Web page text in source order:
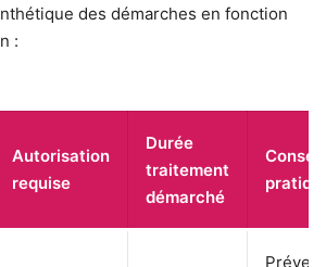
des démarches en fonction
:
Autorisation
requise
Durée
traitement
démarché